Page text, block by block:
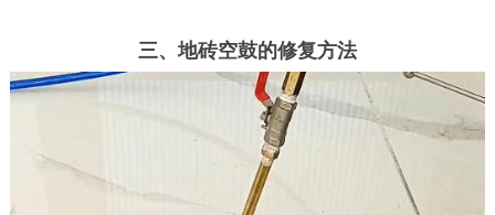
三、地砖空鼓的修复方法